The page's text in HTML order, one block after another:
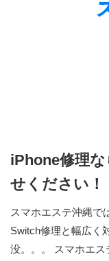
iPhone修理
せください！
スマホエステ沖縄で
Switch修理と幅広く
没。。。 スマホエ